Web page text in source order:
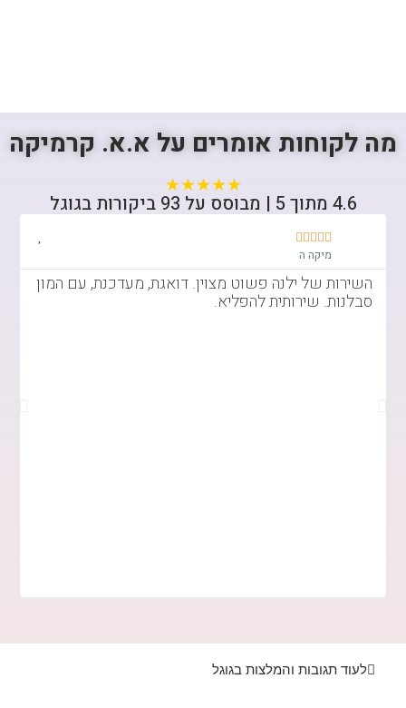
מה לקוחות אומרים על א.א. קרמיקה
★★★★★
4.6 מתוך 5 | מבוסס על 93 ביקורות בגוגל​





מיקה ה
השירות של ילנה פשוט מצוין. דואגת, מעדכנת, עם המון
סבלנות. שירותית להפליא.
לעוד תגובות והמלצות בגוגל